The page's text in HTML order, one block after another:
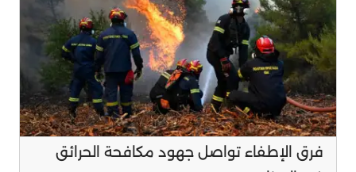
فرق الإطفاء تواصل جهود مكافحة الحرائق